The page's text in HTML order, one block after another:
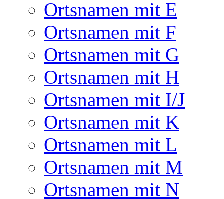
Ortsnamen mit E
Ortsnamen mit F
Ortsnamen mit G
Ortsnamen mit H
Ortsnamen mit I/J
Ortsnamen mit K
Ortsnamen mit L
Ortsnamen mit M
Ortsnamen mit N